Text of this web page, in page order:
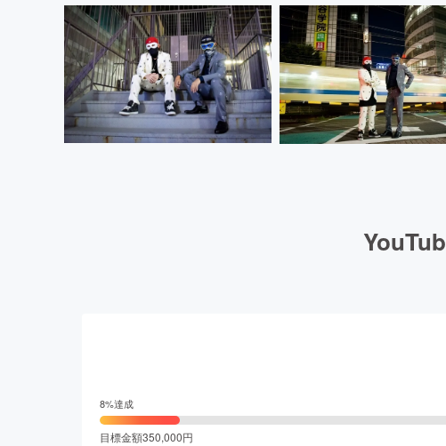
8%達成
目標金額350,000円